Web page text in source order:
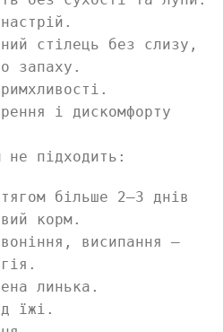
стілець без слизу,
запаху.
і дискомфорту
підходить:
більше 2–3 днів
корм.
висипання —
линька.
їжі.